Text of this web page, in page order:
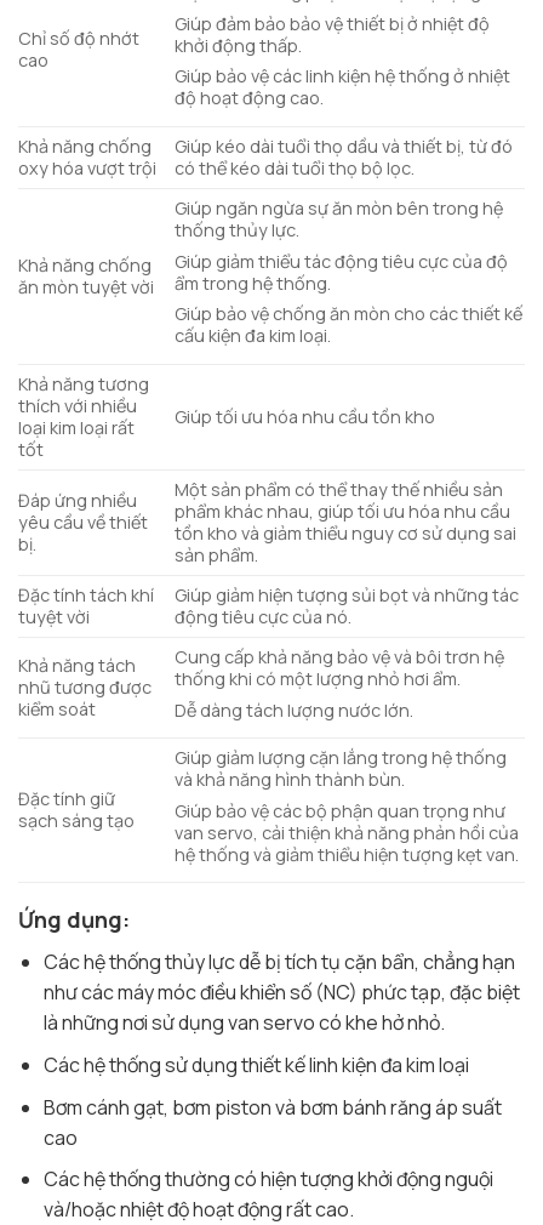
Chỉ số độ nhớt
cao
Giúp đảm bảo bảo vệ thiết bị ở nhiệt độ
khởi động thấp.
Giúp bảo vệ các linh kiện hệ thống ở nhiệt
độ hoạt động cao.
Khả năng chống
oxy hóa vượt trội
Giúp kéo dài tuổi thọ dầu và thiết bị, từ đó
có thể kéo dài tuổi thọ bộ lọc.
Khả năng chống
ăn mòn tuyệt vời
Giúp ngăn ngừa sự ăn mòn bên trong hệ
thống thủy lực.
Giúp giảm thiểu tác động tiêu cực của độ
ẩm trong hệ thống.
Giúp bảo vệ chống ăn mòn cho các thiết kế
cấu kiện đa kim loại.
Khả năng tương
thích với nhiều
loại kim loại rất
tốt
Giúp tối ưu hóa nhu cầu tồn kho
Đáp ứng nhiều
yêu cầu về thiết
bị.
Một sản phẩm có thể thay thế nhiều sản
phẩm khác nhau, giúp tối ưu hóa nhu cầu
tồn kho và giảm thiểu nguy cơ sử dụng sai
sản phẩm.
Đặc tính tách khí
tuyệt vời
Giúp giảm hiện tượng sủi bọt và những tác
động tiêu cực của nó.
Khả năng tách
nhũ tương được
kiểm soát
Cung cấp khả năng bảo vệ và bôi trơn hệ
thống khi có một lượng nhỏ hơi ẩm.
Dễ dàng tách lượng nước lớn.
Đặc tính giữ
sạch sáng tạo
Giúp giảm lượng cặn lắng trong hệ thống
và khả năng hình thành bùn.
Giúp bảo vệ các bộ phận quan trọng như
van servo, cải thiện khả năng phản hồi của
hệ thống và giảm thiểu hiện tượng kẹt van.
Ứng dụng:
Các hệ thống thủy lực dễ bị tích tụ cặn bẩn, chẳng hạn
như các máy móc điều khiển số (NC) phức tạp, đặc biệt
là những nơi sử dụng van servo có khe hở nhỏ.
Các hệ thống sử dụng thiết kế linh kiện đa kim loại
Bơm cánh gạt, bơm piston và bơm bánh răng áp suất
cao
Các hệ thống thường có hiện tượng khởi động nguội
và/hoặc nhiệt độ hoạt động rất cao.